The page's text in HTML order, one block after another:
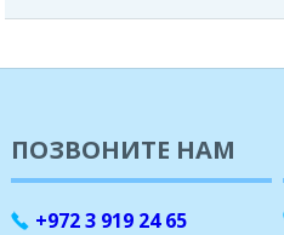
ПОЗВОНИТЕ НАМ
+972 3 919 24 65